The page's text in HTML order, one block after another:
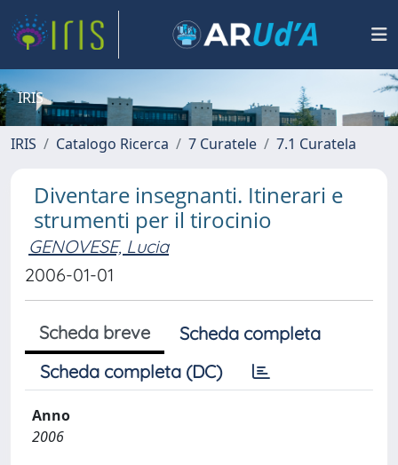
IRIS
IRIS Catalogo Ricerca 7 Curatele 7.1 Curatela
Diventare insegnanti. Itinerari e
strumenti per il tirocinio
GENOVESE, Lucia
2006-01-01
Scheda breve
Scheda completa
Scheda completa (DC)
Anno
2006